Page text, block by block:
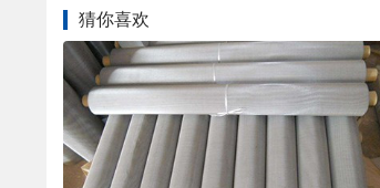
猜你喜欢